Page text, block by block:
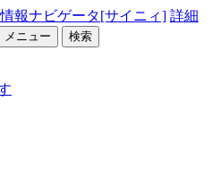
報ナビゲータ[サイニィ] 詳細
メニュー 検索